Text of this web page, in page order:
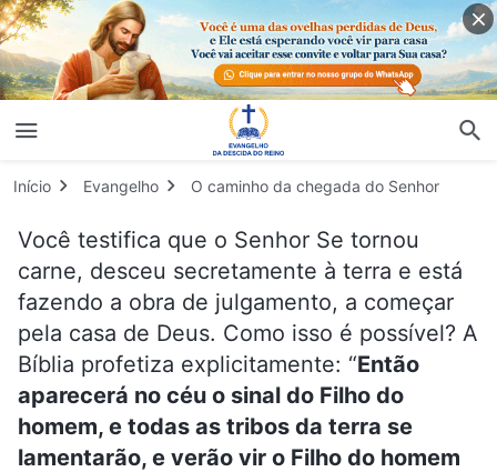
Início Evangelho O caminho da chegada do Senhor
Você testifica que o Senhor Se tornou
carne, desceu secretamente à terra e está
fazendo a obra de julgamento, a começar
pela casa de Deus. Como isso é possível? A
Bíblia profetiza explicitamente: “Então
aparecerá no céu o sinal do Filho do
homem, e todas as tribos da terra se
lamentarão, e verão vir o Filho do homem